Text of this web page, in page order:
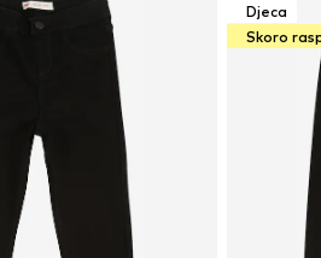
Djeca
Skoro